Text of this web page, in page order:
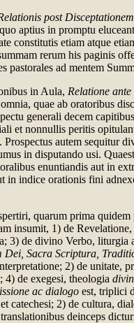
post Disceptationem
aptius in promptu
constitutis etiam atque
rerum his paginis
pastorales ad mentem
in Aula, Relatione
quae ab oratoribus
generali decem
et nonnullis peritis
autem sequitur
in disputando usi.
enuntiandis aut in
in indice orationis fini
quarum prima quidem
insumit, 1) de
3) de divino Verbo, liturgia
Dei, Sacra Scriptura,
2) de unitate,
4) de exegesi, theologia
ac dialogo est, triplici
catechesi; 2) de cultura,
deinceps